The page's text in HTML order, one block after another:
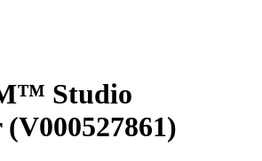
Studio
(V000527861)